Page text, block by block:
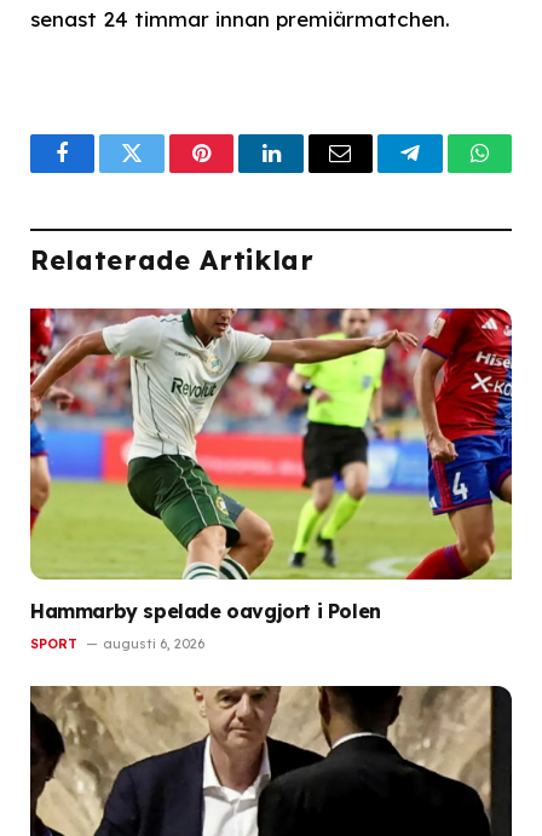
senast 24 timmar innan premiärmatchen.
FacebookTwitterPinterestLinkedInEmail Telegram
Relaterade Artiklar
Hammarby spelade oavgjort i Polen
SPORT augusti 6, 2026